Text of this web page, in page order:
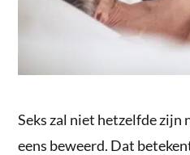
Seks zal niet hetzelfde zijn
eens beweerd. Dat